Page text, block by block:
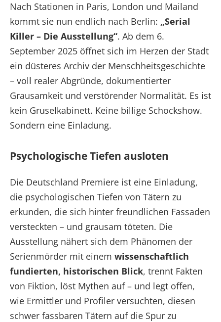
Nach Stationen in Paris, London und Mailand
kommt sie nun endlich nach Berlin: „Serial
Killer – Die Ausstellung“. Ab dem 6.
September 2025 öffnet sich im Herzen der Stadt
ein düsteres Archiv der Menschheitsgeschichte
– voll realer Abgründe, dokumentierter
Grausamkeit und verstörender Normalität. Es ist
kein Gruselkabinett. Keine billige Schockshow.
Sondern eine Einladung.
Psychologische Tiefen ausloten
Die Deutschland Premiere ist eine Einladung,
die psychologischen Tiefen von Tätern zu
erkunden, die sich hinter freundlichen Fassaden
versteckten – und grausam töteten. Die
Ausstellung nähert sich dem Phänomen der
Serienmörder mit einem wissenschaftlich
fundierten, historischen Blick, trennt Fakten
von Fiktion, löst Mythen auf – und legt offen,
wie Ermittler und Profiler versuchten, diesen
schwer fassbaren Tätern auf die Spur zu